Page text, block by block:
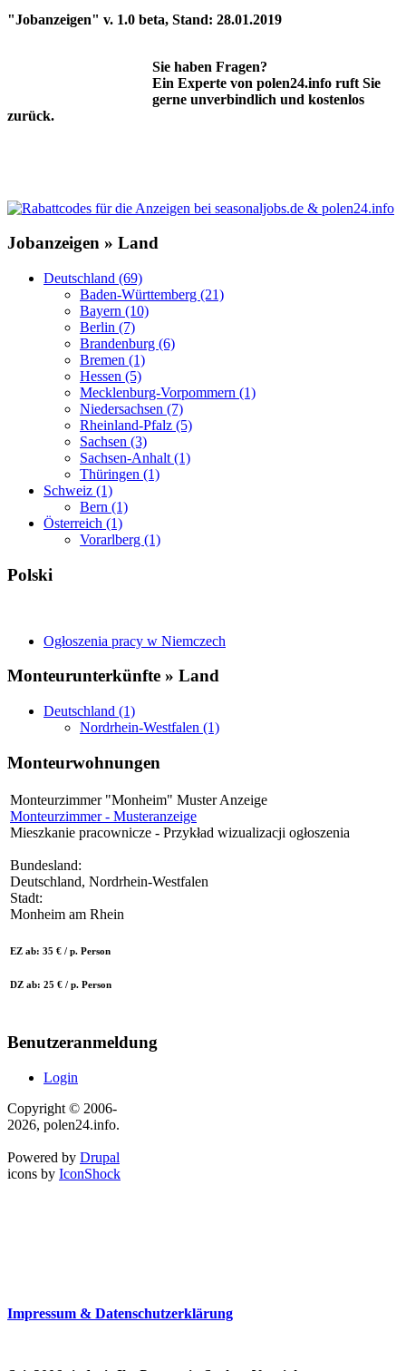
"Jobanzeigen" v. 1.0 beta, Stand: 28.01.2019
Sie haben Fragen?
Ein Experte von polen24.info ruft Sie
gerne unverbindlich und kostenlos
zurück.
Jobanzeigen » Land
Deutschland (69)
Baden-Württemberg (21)
Bayern (10)
Berlin (7)
Brandenburg (6)
Bremen (1)
Hessen (5)
Mecklenburg-Vorpommern (1)
Niedersachsen (7)
Rheinland-Pfalz (5)
Sachsen (3)
Sachsen-Anhalt (1)
Thüringen (1)
Schweiz (1)
Bern (1)
Österreich (1)
Vorarlberg (1)
Polski
Ogłoszenia pracy w Niemczech
Monteurunterkünfte » Land
Deutschland (1)
Nordrhein-Westfalen (1)
Monteurwohnungen
Monteurzimmer "Monheim" Muster Anzeige
Monteurzimmer - Musteranzeige
Mieszkanie pracownicze - Przykład wizualizacji ogłoszenia
Bundesland:
Deutschland, Nordrhein-Westfalen
Stadt:
Monheim am Rhein
EZ ab: 35 € / p. Person
DZ ab: 25 € / p. Person
Benutzeranmeldung
Login
Copyright © 2006-
2026, polen24.info.
Powered by Drupal
icons by IconShock
Impressum & Datenschutzerklärung